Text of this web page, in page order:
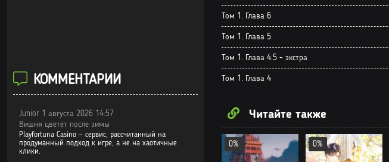
Том 1. Глава 1
Том 1. Глава 2
Том 1. Глава 4
Том 1. Глава 4.5 - экстра
Том 1. Глава 5
Том 1. Глава 6
Читайте также
0% 0%
КОММЕНТАРИИ
Junior 1 августа 2026 14:57
Вишня цветет после зимы
Playfortuna Casino — сервис, рассчитанный на
продуманный подход к игре, а не на хаотичные
клики.